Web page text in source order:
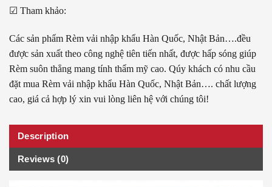
☑ Tham khảo:
Các sản phẩm Rèm vải nhập khẩu Hàn Quốc, Nhật Bản….đều
được sản xuất theo công nghệ tiên tiến nhất, được hấp sóng giúp
Rèm suôn thẳng mang tính thẩm mỹ cao. Qúy khách có nhu cầu
đặt mua Rèm vải nhập khẩu Hàn Quốc, Nhật Bản…. chất lượng
cao, giá cả hợp lý xin vui lòng liên hệ với chúng tôi!
Description
Reviews (0)